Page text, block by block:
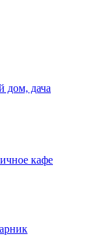
дом, дача
кафе